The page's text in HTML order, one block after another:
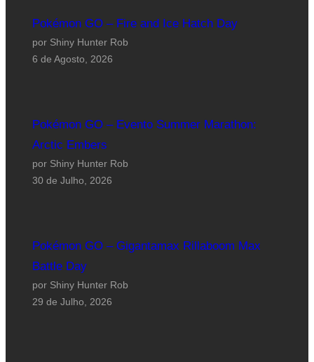
Pokémon GO – Fire and Ice Hatch Day
por Shiny Hunter Rob
6 de Agosto, 2026
Pokémon GO – Evento Summer Marathon:
Arctic Embers
por Shiny Hunter Rob
30 de Julho, 2026
Pokémon GO – Gigantamax Rillaboom Max
Battle Day
por Shiny Hunter Rob
29 de Julho, 2026